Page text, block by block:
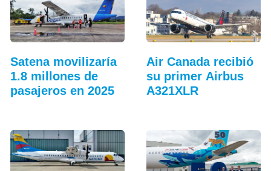
Satena movilizaría
1.8 millones de
pasajeros en 2025
Air Canada recibió
su primer Airbus
A321XLR